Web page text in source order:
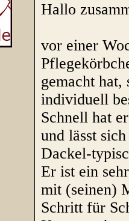
Hallo
vor einer
gemacht hat,
individuell
Schnell hat
und lässt
Dackel-
Er ist ein
mit (seinen)
Schritt für